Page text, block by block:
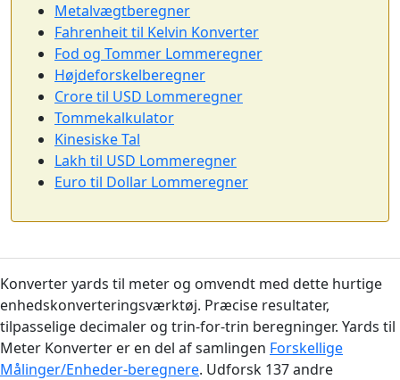
Metalvægtberegner
Fahrenheit til Kelvin Konverter
Fod og Tommer Lommeregner
Højdeforskelberegner
Crore til USD Lommeregner
Tommekalkulator
Kinesiske Tal
Lakh til USD Lommeregner
Euro til Dollar Lommeregner
Konverter yards til meter og omvendt med dette hurtige
enhedskonverteringsværktøj. Præcise resultater,
tilpasselige decimaler og trin-for-trin beregninger. Yards til
Meter Konverter er en del af samlingen Forskellige
Målinger/Enheder-beregnere. Udforsk 137 andre